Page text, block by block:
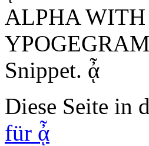
ALPHA
Snippet. ᾆ
Diese Seite in
für ᾆ